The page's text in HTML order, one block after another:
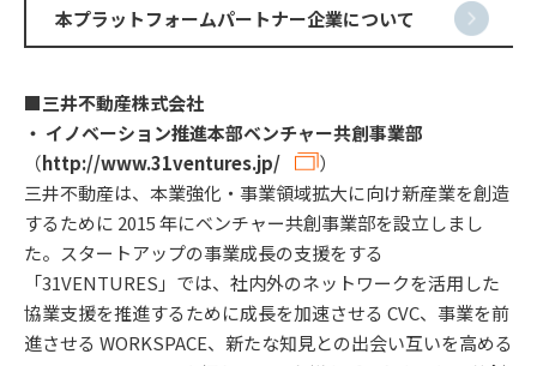
本プラットフォームパートナー企業について
■三井不動産株式会社
・ イノベーション推進本部ベンチャー共創事業部
（http://www.31ventures.jp/
）
三井不動産は、本業強化・事業領域拡大に向け新産業を創造
するために 2015 年にベンチャー共創事業部を設立しまし
た。スタートアップの事業成長の支援をする
「31VENTURES」では、社内外のネットワークを活用した
協業支援を推進するために成長を加速させる CVC、事業を前
進させる WORKSPACE、新たな知見との出会い互いを高める